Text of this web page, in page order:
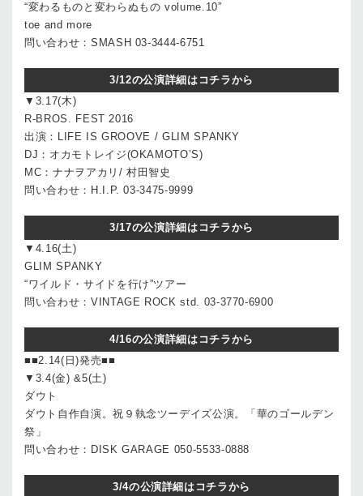
“変わるものと変わらぬもの volume.10”
toe and more
問い合わせ：SMASH 03-3444-6751
3/12の公演詳細はコチラから
▼3.17(木)
R-BROS. FEST 2016
出演：LIFE IS GROOVE / GLIM SPANKY
DJ：オカモトレイジ(OKAMOTO’S)
MC：ナナヲアカリ/ 村田智史
問い合わせ：H.I.P. 03-3475-9999
3/17の公演詳細はコチラから
▼4.16(土)
GLIM SPANKY
“ワイルド・サイドを行け”ツアー
問い合わせ：VINTAGE ROCK std. 03-3770-6900
4/16の公演詳細はコチラから
■■2.14(日)発売■■
▼3.4(金) &5(土)
ダウト
ダウト自作自演。祝９執念ツーデイズ公演。「華のゴールデン
祭」
問い合わせ：DISK GARAGE 050-5533-0888
3/4の公演詳細はコチラから